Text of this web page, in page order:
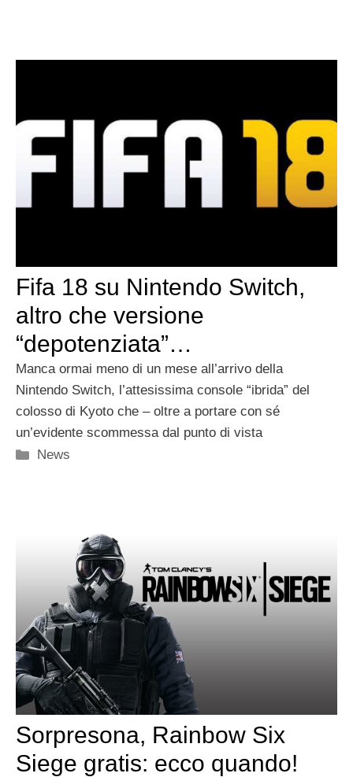
Fifa 18 su Nintendo Switch,
altro che versione
“depotenziata”…
Manca ormai meno di un mese all’arrivo della
Nintendo Switch, l’attesissima console “ibrida” del
colosso di Kyoto che – oltre a portare con sé
un’evidente scommessa dal punto di vista
Categorie
News
Sorpresona, Rainbow Six
Siege gratis: ecco quando!